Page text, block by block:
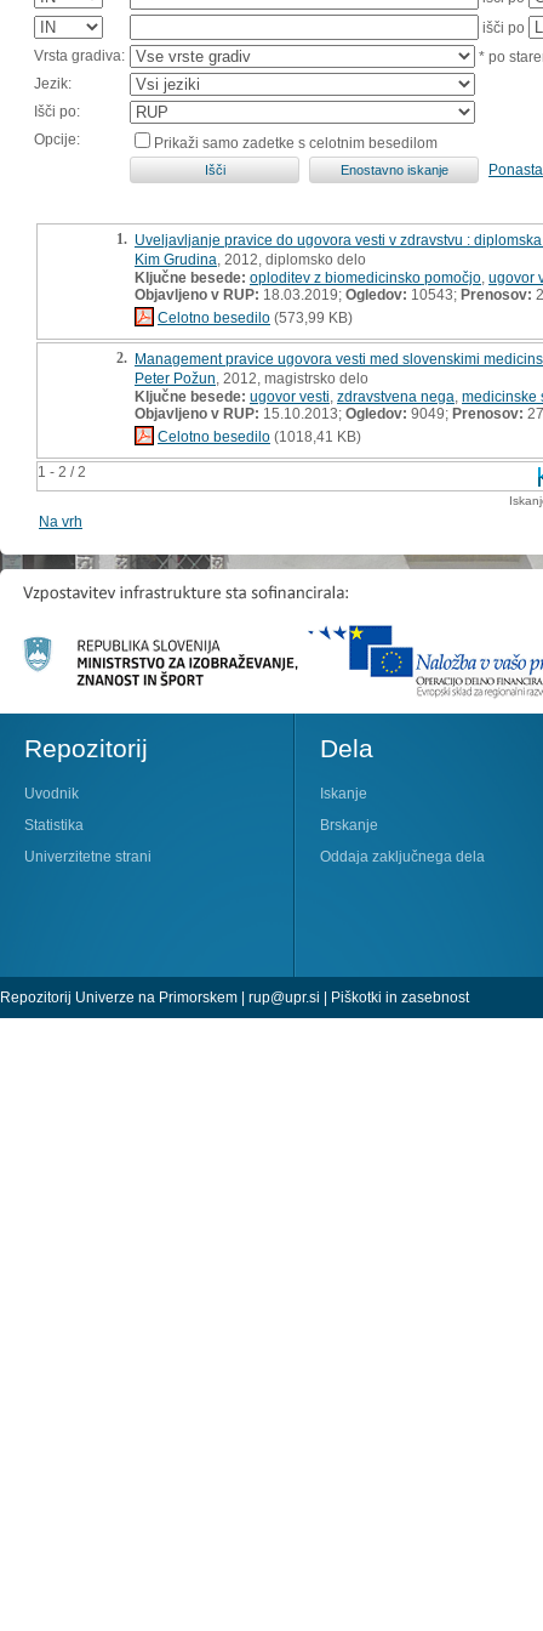
išči po
Vrsta gradiva:
* po
Jezik:
Išči po:
Opcije:
Prikaži samo zadetke s celotnim besedilom
1 - 2 / 2
1. Uveljavljanje pravice do ugovora vesti v zdravstvu :
Kim Grudina , 2012, diplomsko delo
Ključne besede: oploditev z biomedicinsko pomočjo ugovor
Objavljeno v RUP: 18.03.2019; Ogledov: 10543; Prenosov:
Celotno besedilo (573,99 KB)
2. Management pravice ugovora vesti med slovenskimi
Peter Požun , 2012, magistrsko delo
Ključne besede: ugovor vesti zdravstvena nega medicinske
Objavljeno v RUP: 15.10.2013; Ogledov: 9049; Prenosov:
Celotno besedilo (1018,41 KB)
Na vrh
Repozitorij
Uvodnik
Statistika
Univerzitetne strani
Dela
Iskanje
Brskanje
Oddaja zaključnega dela
Repozitorij Univerze na Primorskem | rup@upr.si | Piškotki in zasebnost